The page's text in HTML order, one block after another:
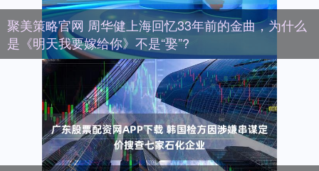
聚美策略官网 周华健上海回忆33年前的金曲，为什么
是《明天我要嫁给你》不是“娶”?